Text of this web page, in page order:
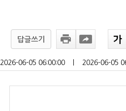
답글쓰기
2026-06-05 06:00:00 2026-06-05